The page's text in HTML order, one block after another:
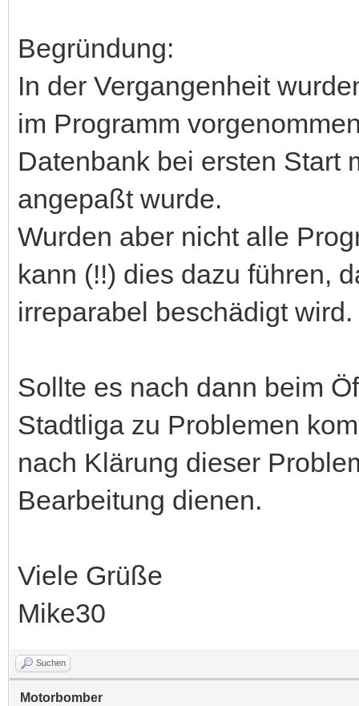
Begründung:
In der Vergangenheit
im Programm
Datenbank bei ersten Start
angepaßt wurde.
Wurden aber nicht alle
kann (!!) dies dazu führen,
irreparabel beschädigt wird.
Sollte es nach dann beim
Stadtliga zu Problemen
nach Klärung dieser
Bearbeitung dienen.
Viele Grüße
Mike30
Suchen
Motorbomber